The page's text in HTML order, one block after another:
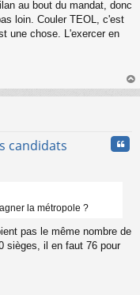
au bout du mandat, donc
loin. Couler TEOL, c'est
une chose. L'exercer en
au
candidats
la métropole ?
pas le même nombre de
sièges, il en faut 76 pour